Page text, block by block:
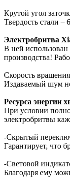
Крутой угол
Твердость стали –
Электробритва
В ней использован
производства!
Скорость
Издаваемый шум
Ресурса энергии
При условии
электробритвы
-Скрытый
Гарантирует, что
-Световой
Благодаря ему